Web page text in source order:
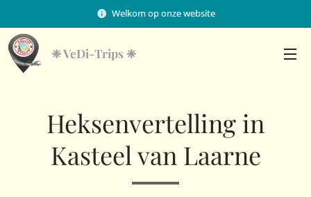
Welkom op onze website
❈VeDi-Trips ❈
Heksenvertelling in
Kasteel van Laarne